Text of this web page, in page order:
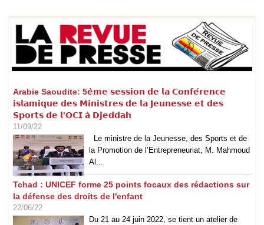
Arabie Saoudite: 5𝗲̀𝗺𝗲 𝘀𝗲𝘀𝘀𝗶𝗼𝗻 𝗱𝗲 𝗹𝗮 𝗖𝗼𝗻𝗳𝗲́𝗿𝗲𝗻𝗰𝗲
𝗶𝘀𝗹𝗮𝗺𝗶𝗾𝘂𝗲 𝗱𝗲𝘀 𝗠𝗶𝗻𝗶𝘀𝘁𝗿𝗲𝘀 𝗱𝗲 𝗹𝗮 𝗝𝗲𝘂𝗻𝗲𝘀𝘀𝗲 𝗲𝘁 𝗱𝗲𝘀
𝗦𝗽𝗼𝗿𝘁𝘀 𝗱𝗲 𝗹’𝗢𝗖𝗜 𝗮̀ 𝗗𝗷𝗲𝗱𝗱𝗮𝗵
11/09/22
Le ministre de la Jeunesse, des Sports et de
la Promotion de l’Entrepreneuriat, M. Mahmoud
Al...
Tchad : UNICEF forme 25 points focaux des rédactions sur
la défense des droits de l'enfant
22/06/22
Du 21 au 24 juin 2022, se tient un atelier de